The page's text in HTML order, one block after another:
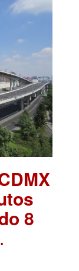
8
.